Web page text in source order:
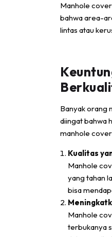
Manhole
bahwa area-
lintas atau
Banyak orang
diingat bahwa
manhole
Kualitas
Manhole
yang tahan
bisa
Manhole
terbukanya